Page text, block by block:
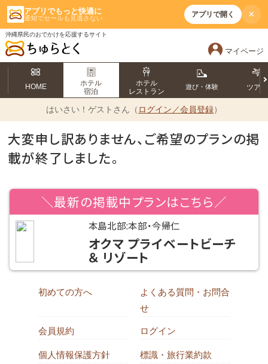
アプリでもっと快適に
通知でセールも見逃さない アプリで開く ×
沖縄県民のおでかけを応援するサイト
マイページ
HOME
ホテル
宿泊
ホテル
レストラン
遊び・体験 ツアー
はいさい！ ゲストさん（ ログイン／会員登録）
大変申し訳ありません、ご希望のプランの掲
載が終了しました。
＼最新の掲載中プランはこちら／
本島北部:本部・今帰仁
オクマ プライベートビーチ
＆ リゾート
初めての方へ
よくある質問・お問合
せ
会員規約 ログイン
個人情報保護方針 標識・旅行業約款